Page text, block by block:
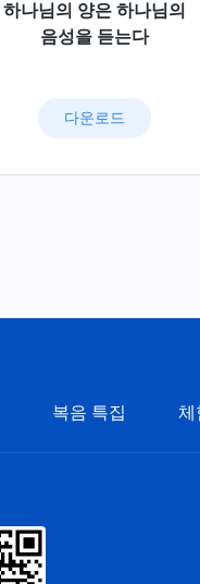
하나님의 양은 하나님의
음성을 듣는다
다운로드
복음 특집 체